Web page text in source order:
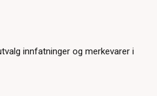
innfatninger og merkevarer i